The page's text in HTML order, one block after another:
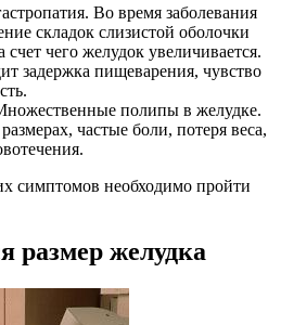
Во время заболевания
складок слизистой оболочки
счет чего желудок увеличивается.
задержка пищеварения, чувство
полипы в желудке.
частые боли, потеря веса,
симптомов необходимо пройти
размер желудка